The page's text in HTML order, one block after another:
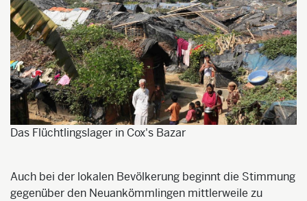
Das Flüchtlingslager in Cox's Bazar
Auch bei der lokalen Bevölkerung beginnt die Stimmung
gegenüber den Neuankömmlingen mittlerweile zu